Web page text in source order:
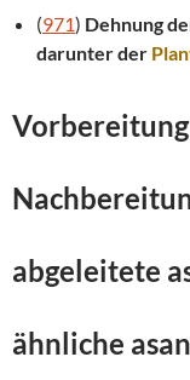
(971) Dehnung
darunter der
Vorbereitung
abgeleitete
ähnliche